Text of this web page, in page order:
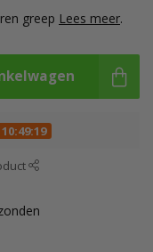
greep Lees meer.
10:49:18